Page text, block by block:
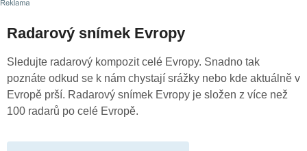
Radarový snímek Evropy
Sledujte radarový kompozit celé Evropy. Snadno tak
poznáte odkud se k nám chystají srážky nebo kde aktuálně v
Evropě prší. Radarový snímek Evropy je složen z více než
100 radarů po celé Evropě.